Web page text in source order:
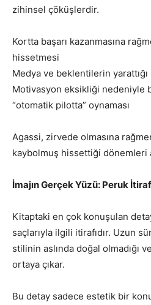
zihinsel çöküşlerdir.
Kortta başarı kazanmasına
hissetmesi
Medya ve beklentilerin yarattığı
Motivasyon eksikliği nedeniyle
“otomatik pilotta” oynaması
Agassi, zirvede olmasına
kaybolmuş hissettiği dönemleri
İmajın Gerçek Yüzü: Peruk
Kitaptaki en çok konuşulan
saçlarıyla ilgili itirafıdır. Uzun
stilinin aslında doğal olmadığı
ortaya çıkar.
Bu detay sadece estetik bir